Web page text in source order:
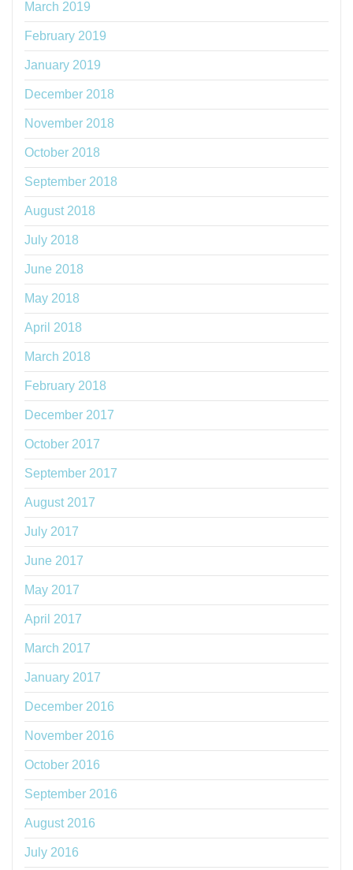
March 2019
February 2019
January 2019
December 2018
November 2018
October 2018
September 2018
August 2018
July 2018
June 2018
May 2018
April 2018
March 2018
February 2018
December 2017
October 2017
September 2017
August 2017
July 2017
June 2017
May 2017
April 2017
March 2017
January 2017
December 2016
November 2016
October 2016
September 2016
August 2016
July 2016